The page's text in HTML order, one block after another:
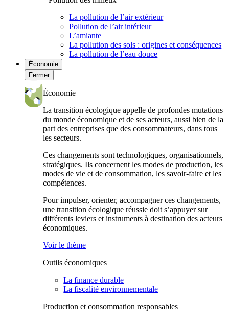
La pollution de l’air extérieur
Pollution de l’air intérieur
L’amiante
La pollution des sols : origines et conséquences
La pollution de l’eau douce
Économie
Fermer
Économie
La transition écologique appelle de profondes mutations
du monde économique et de ses acteurs, aussi bien de la
part des entreprises que des consommateurs, dans tous
les secteurs.
Ces changements sont technologiques, organisationnels,
stratégiques. Ils concernent les modes de production, les
modes de vie et de consommation, les savoir-faire et les
compétences.
Pour impulser, orienter, accompagner ces changements,
une transition écologique réussie doit s’appuyer sur
différents leviers et instruments à destination des acteurs
économiques.
Voir le thème
Outils économiques
La finance durable
La fiscalité environnementale
Production et consommation responsables